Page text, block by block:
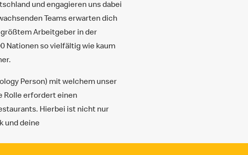
und engagieren uns dabei
Teams erwarten dich
Arbeitgeber in der
Nationen so vielfältig wie kaum
Person) mit welchem unser
Rolle erfordert einen
Hierbei ist nicht nur
und deine